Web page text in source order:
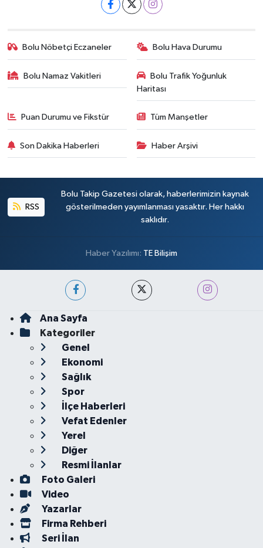
Bolu Nöbetçi Eczaneler Bolu Hava Durumu
Bolu Namaz Vakitleri
Bolu Trafik Yoğunluk
Haritası
Puan Durumu ve Fikstür Tüm Manşetler
Son Dakika Haberleri Haber Arşivi
RSS
Bolu Takip Gazetesi olarak, haberlerimizin kaynak
gösterilmeden yayımlanması yasaktır. Her hakkı
saklıdır.
Haber Yazılımı: TE Bilişim
Ana Sayfa
Kategoriler
Genel
Ekonomi
Sağlık
Spor
İlçe Haberleri
Vefat Edenler
Yerel
Diğer
Resmi İlanlar
Foto Galeri
Video
Yazarlar
Firma Rehberi
Seri İlan